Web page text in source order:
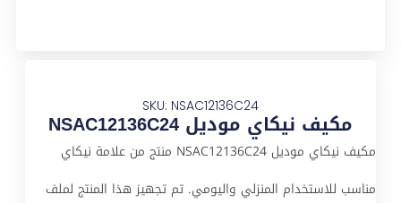
SKU: NSAC12136C24
مكيف نيكاي موديل NSAC12136C24
مكيف نيكاي موديل NSAC12136C24 منتج من علامة نيكاي
مناسب للاستخدام المنزلي واليومي. تم تجهيز هذا المنتج لملف